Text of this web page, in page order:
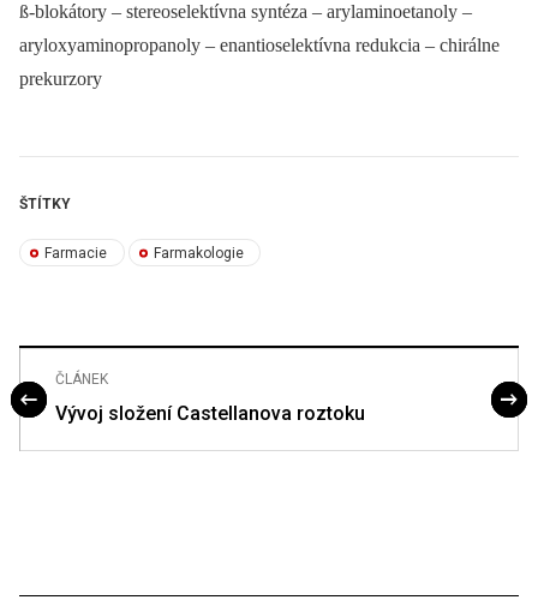
ß-blokátory –⁠ stereoselektívna syntéza –⁠ arylaminoetanoly –
aryloxyaminopropanoly –⁠ enantioselektívna redukcia –⁠ chirálne
prekurzory
ŠTÍTKY
Farmacie Farmakologie
ČLÁNEK
Vývoj složení Castellanova roztoku